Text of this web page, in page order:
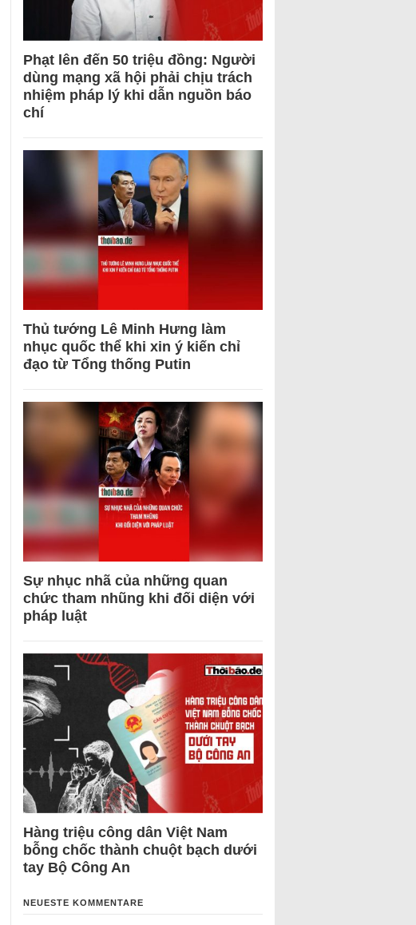
Phạt lên đến 50 triệu đồng: Người
dùng mạng xã hội phải chịu trách
nhiệm pháp lý khi dẫn nguồn báo
chí
Thủ tướng Lê Minh Hưng làm
nhục quốc thể khi xin ý kiến chỉ
đạo từ Tổng thống Putin
Sự nhục nhã của những quan
chức tham nhũng khi đối diện với
pháp luật
Hàng triệu công dân Việt Nam
bỗng chốc thành chuột bạch dưới
tay Bộ Công An
NEUESTE KOMMENTARE